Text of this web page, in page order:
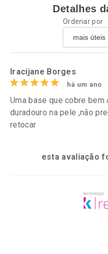
Ativar Desconto
Comprar sem Desconto
Por R$ 52,99/cada
Comprar sem Desconto
Detalhes
Ordenar por
Iracijane Borges
há um ano
Uma base que cobre
duradouro na pele ,não
retocar
esta avaliação